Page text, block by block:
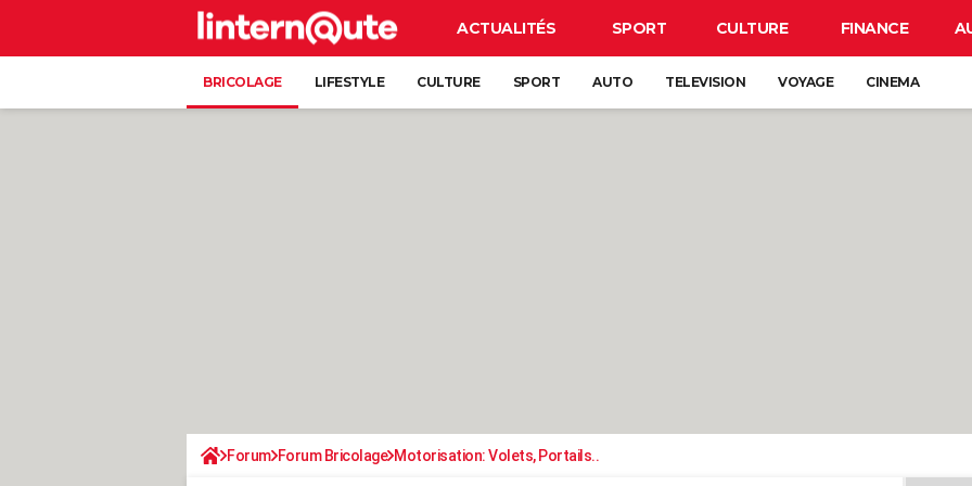
ACTUALITÉS SPORT CULTURE FINANCE
BRICOLAGE LIFESTYLE CULTURE SPORT AUTO TELEVISION VOYAGE CINEMA
Forum Forum Bricolage Motorisation: Volets, Portails..